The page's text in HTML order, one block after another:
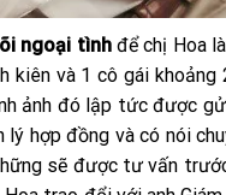
ngoại tìnhđể chị Hoa
kiên và 1 cô gái
ảnh đó lập tức được
hợp đồng và có nói
sẽ được tư vấn